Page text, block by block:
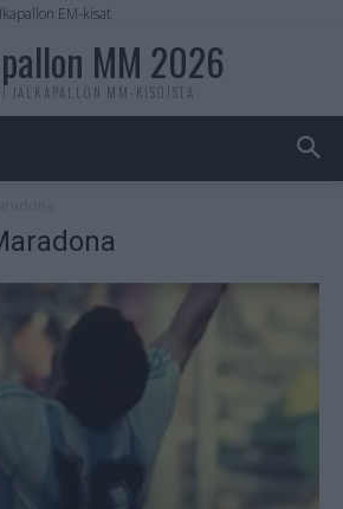
EM-kisat
MM 2026
JALKAPALLON MM-KISOISTA